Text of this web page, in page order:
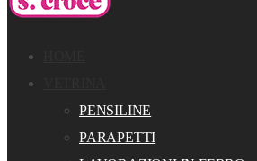
PENSILINE
PARAPETTI